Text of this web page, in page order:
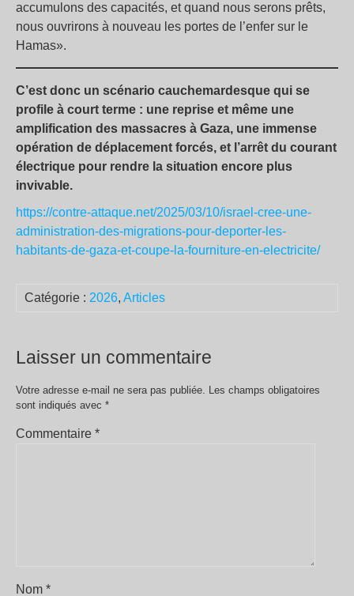
accumulons des capacités, et quand nous serons prêts,
nous ouvrirons à nouveau les portes de l’enfer sur le
Hamas».
C’est donc un scénario cauchemardesque qui se
profile à court terme : une reprise et même une
amplification des massacres à Gaza, une immense
opération de déplacement forcés, et l’arrêt du courant
électrique pour rendre la situation encore plus
invivable.
https://contre-attaque.net/2025/03/10/israel-cree-une-
administration-des-migrations-pour-deporter-les-
habitants-de-gaza-et-coupe-la-fourniture-en-electricite/
Catégorie : 2026, Articles
Laisser un commentaire
Votre adresse e-mail ne sera pas publiée. Les champs obligatoires
sont indiqués avec *
Commentaire *
Nom *